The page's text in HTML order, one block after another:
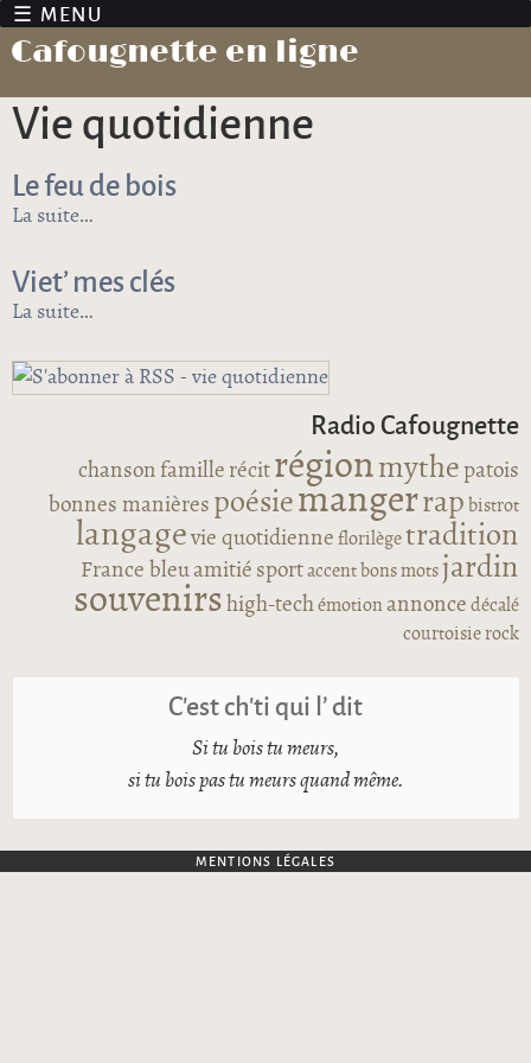
Cafougnette en ligne
vie quotidienne
Le feu de bois
La suitede Le feu de bois
Viet’ mes clés
La suitede Viet’ mes clés
Radio Cafougnette
chanson famille récitrégionmythepatois
bonnes manières poésiemangerrap bistrot
langagevie quotidienne florilègetradition
France bleuamitié sportaccent bons motsjardin
souvenirshigh-techémotion annonce décalé
courtoisierock
C’est ch’ti qui l’ dit
Si tu bois tu meurs,
si tu bois pas tu meurs quand même.
MENTIONS LÉGALES